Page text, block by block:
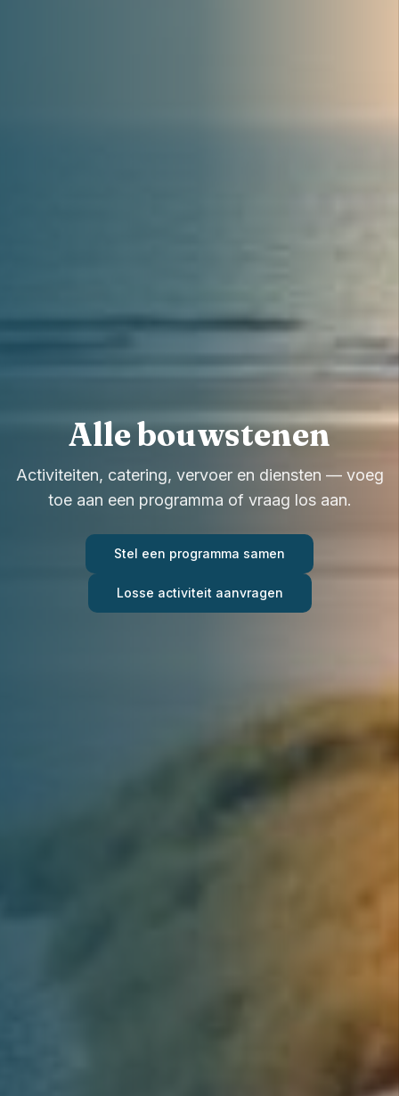
Alle bouwstenen
Activiteiten, catering, vervoer en diensten — voeg
toe aan een programma of vraag los aan.
Stel een programma samen
Losse activiteit aanvragen